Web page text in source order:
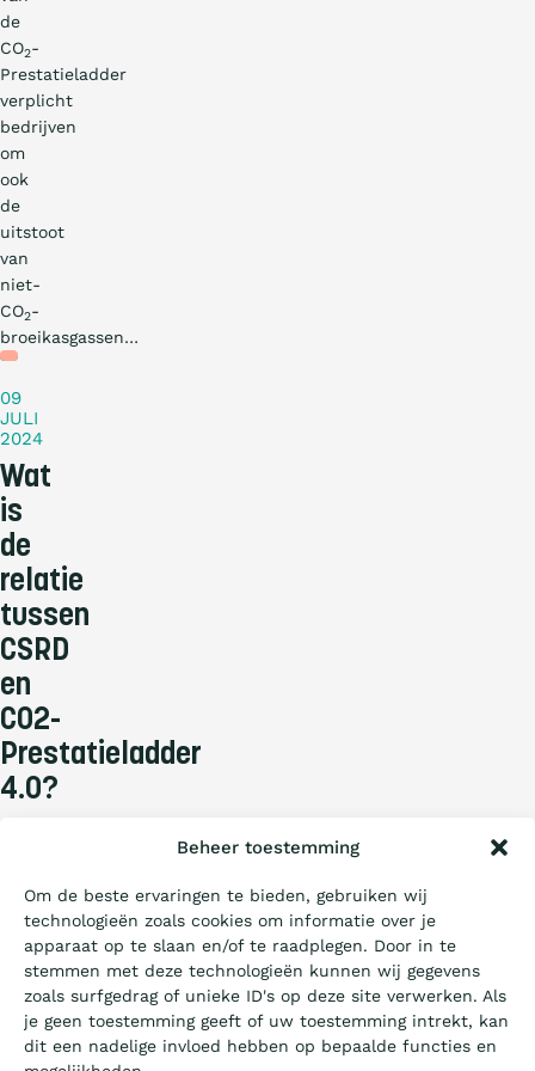
Beheer toestemming
Om de beste ervaringen te bieden, gebruiken wij
technologieën zoals cookies om informatie over je
apparaat op te slaan en/of te raadplegen. Door in te
stemmen met deze technologieën kunnen wij gegevens
zoals surfgedrag of unieke ID's op deze site verwerken. Als
je geen toestemming geeft of uw toestemming intrekt, kan
dit een nadelige invloed hebben op bepaalde functies en
de
CO2-
Prestatieladder
verplicht
bedrijven
om
ook
de
uitstoot
van
niet-
CO2-
broeikasgassen…
Blog
09
JULI
2024
Wat
is
de
relatie
tussen
CSRD
en
CO2-
Prestatieladder
4.0?
2024
niet
meer
denken
Wat is de Ladder?
Certificeren
Aanbesteden
Artikels